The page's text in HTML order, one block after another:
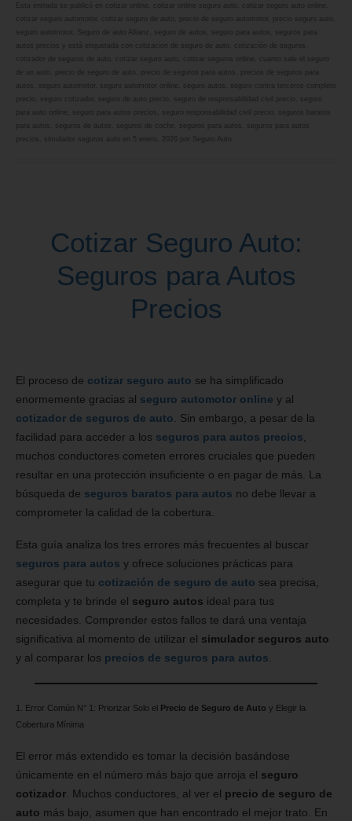
cotizar online cotizar online seguro auto cotizar seguro auto online
cotizar seguro automotor
cotizar seguro de auto
Seguro de auto Allianz
cotizacion de seguro de auto cotización de seguros
cotizador de seguros de auto
cotizar seguro auto cotizar seguros online
seguro cotizador
Seguro Auto
Cotizar Seguro Auto:
Seguros para Autos
Precios
El proceso de cotizar seguro auto se ha simplificado
enormemente gracias al seguro automotor online y al
cotizador de seguros de auto . Sin embargo, a pesar de la
facilidad para acceder a los seguros para autos precios
muchos conductores cometen errores cruciales que pueden
resultar en una protección insuficiente o en pagar de más. La
búsqueda de seguros baratos para autos no debe llevar a
comprometer la calidad de la cobertura.
Esta guía analiza los tres errores más frecuentes al buscar
seguros para autos y ofrece soluciones prácticas para
asegurar que tu cotización de seguro de auto sea precisa,
completa y te brinde el seguro autos ideal para tus
necesidades. Comprender estos fallos te dará una ventaja
significativa al momento de utilizar el simulador seguros auto
y al comparar los precios de seguros para autos
1. Error Común N° 1: Priorizar Solo el Precio de Seguro de Auto y Elegir la
Cobertura Mínima
El error más extendido es tomar la decisión basándose
únicamente en el número más bajo que arroja el seguro
cotizador . Muchos conductores, al ver el precio de seguro de
auto más bajo, asumen que han encontrado el mejor trato. En